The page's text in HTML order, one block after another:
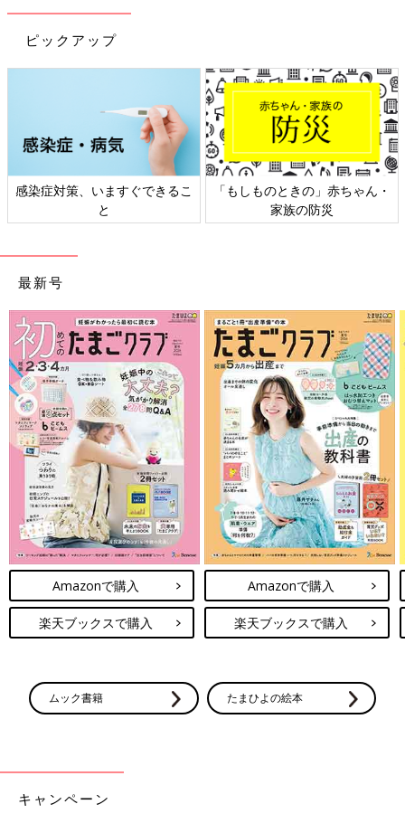
ピックアップ
感染症対策、いますぐできるこ
と
「もしものときの」赤ちゃん・
家族の防災
最新号
Amazonで購入
楽天ブックスで購入
Amazonで購入
楽天ブックスで購入
ムック書籍 たまひよの絵本
キャンペーン